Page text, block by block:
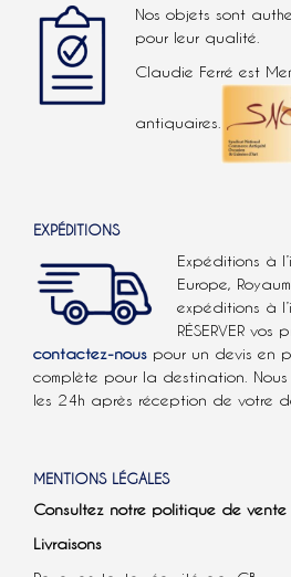
Nos objets sont
pour leur qualité.
Claudie Ferré est
antiquaires.
EXPÉDITIONS
Expéditions à
Europe,
expéditions à
RÉSERVER
contactez-nous pour un devis en
complète pour la destination.
les 24h après réception de votre
MENTIONS LÉGALES
Consultez notre politique de vente
Livraisons